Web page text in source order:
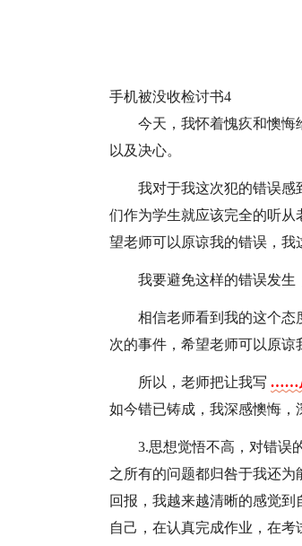
手机被没收检讨书4
今天，我怀着愧疚和懊悔
以及决心。
我对于我这次犯的错误感
们作为学生就应该完全的听
望老师可以原谅我的错误，我
我要避免这样的错误发生
相信老师看到我的这个态
次的事件，希望老师可以原谅
所以，老师把让我写 ……
如今错已铸成，我深感懊悔，
3.思想觉悟不高，对错误
之所有的问题都归咎于我还
回报，我越来越清晰的感觉
自己，在认真完成作业，在